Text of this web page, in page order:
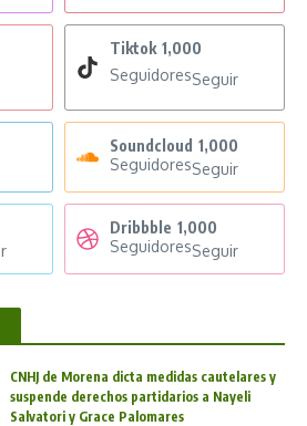
Tiktok 1,000
SeguidoresSeguir
Soundcloud 1,000
SeguidoresSeguir
Dribbble 1,000
SeguidoresSeguir
CNHJ de Morena dicta medidas cautelares y
suspende derechos partidarios a Nayeli
Salvatori y Grace Palomares